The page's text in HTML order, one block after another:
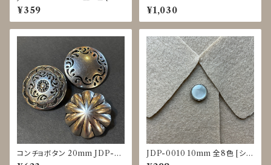
ル調][裏足ボタン][ブラウス]
¥359 ¥1,030
コンチョボタン 20mm JDP-0
016
JDP-0010 10mm 全8色 [シェ
ル調][裏足ボタン][ブラウス]